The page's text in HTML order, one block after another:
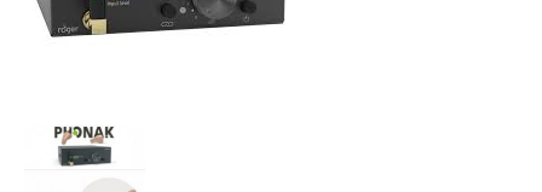
Nuestra Tienda